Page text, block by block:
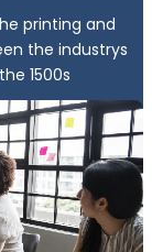
printing and
the industrys
1500s